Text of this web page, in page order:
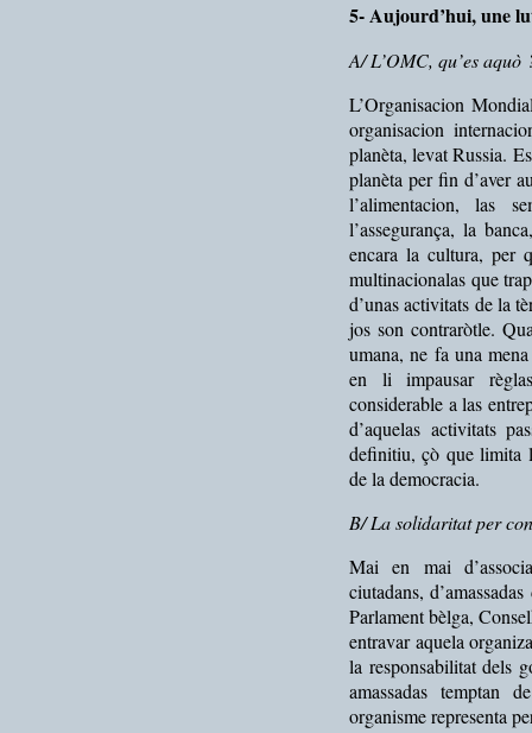
5- Aujourd’hui, une
A/ L’OMC, qu’es aquò
L’Organisacion
organisacion
planèta, levat Russia.
planèta per fin d’aver
l’alimentacion, las
l’assegurança, la
encara la cultura, per
multinacionalas que
d’unas activitats de la
jos son contraròtle.
umana, ne fa una
en li impausar
considerable a las
d’aquelas activitats
definitiu, çò que limita
de la democracia.
B/ La solidaritat per
Mai en mai
ciutadans,
Parlament bèlga,
entravar aquela
la responsabilitat dels
amassadas temptan
organisme representa